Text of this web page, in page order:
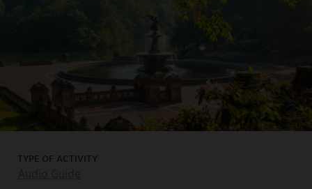
TYPE OF ACTIVITY